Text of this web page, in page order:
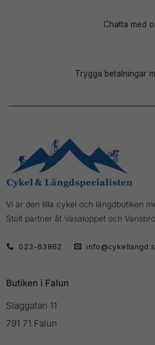
Chatta med
Trygga betalningar
Vi är den lilla cykel och längdbutiken
Stolt partner åt Vasaloppet och
023-63862
Butiken i Falun
Slaggatan 11
791 71 Falun